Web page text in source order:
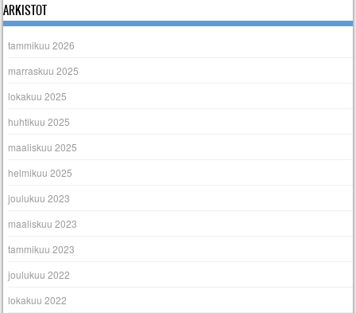
ARKISTOT
tammikuu 2026
marraskuu 2025
lokakuu 2025
huhtikuu 2025
maaliskuu 2025
helmikuu 2025
joulukuu 2023
maaliskuu 2023
tammikuu 2023
joulukuu 2022
lokakuu 2022